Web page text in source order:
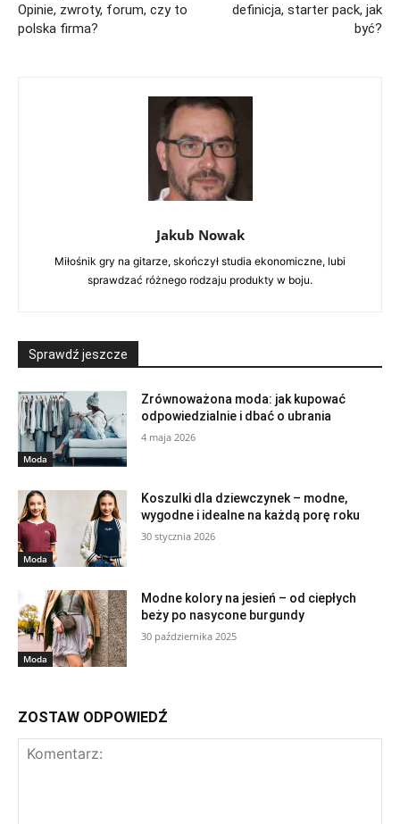
Opinie, zwroty, forum, czy to
polska firma?
definicja, starter pack, jak
być?
Jakub Nowak
Miłośnik gry na gitarze, skończył studia ekonomiczne, lubi
sprawdzać różnego rodzaju produkty w boju.
Sprawdź jeszcze
Moda
Zrównoważona moda: jak kupować
odpowiedzialnie i dbać o ubrania
4 maja 2026
Moda
Koszulki dla dziewczynek – modne,
wygodne i idealne na każdą porę roku
30 stycznia 2026
Moda
Modne kolory na jesień – od ciepłych
beży po nasycone burgundy
30 października 2025
ZOSTAW ODPOWIEDŹ